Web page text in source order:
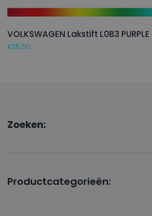
VOLKSWAGEN Lakstift L0B3
€16,50
Zoeken:
Productcategorieën: